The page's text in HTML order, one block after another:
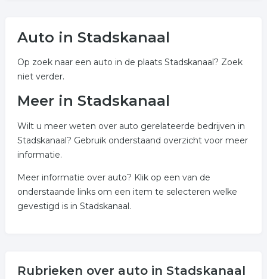
Auto in Stadskanaal
Op zoek naar een auto in de plaats Stadskanaal? Zoek
niet verder.
Meer in Stadskanaal
Wilt u meer weten over auto gerelateerde bedrijven in
Stadskanaal? Gebruik onderstaand overzicht voor meer
informatie.
Meer informatie over auto? Klik op een van de
onderstaande links om een item te selecteren welke
gevestigd is in Stadskanaal.
Rubrieken over auto in Stadskanaal